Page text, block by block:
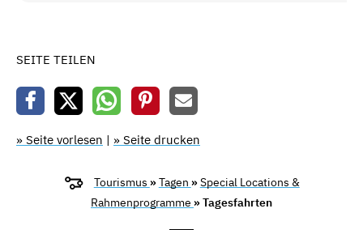
SEITE TEILEN
» Seite vorlesen | » Seite drucken
Tourismus »Tagen »Special Locations &
Rahmenprogramme » Tagesfahrten